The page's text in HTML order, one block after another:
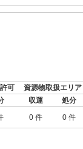
可
資源物取扱エリア
収運
処分
0 件 0 件